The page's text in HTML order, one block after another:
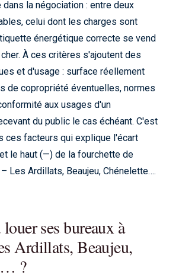
la négociation : entre deux
celui dont les charges sont
énergétique correcte se vend
À ces critères s'ajoutent des
et d'usage : surface réellement
de copropriété éventuelles, normes
aux usages d'un
du public le cas échéant. C'est
ces facteurs qui explique l'écart
le haut (—) de la fourchette de
Les Ardillats, Beaujeu, Chénelette….
ses bureaux à
Ardillats, Beaujeu,
?